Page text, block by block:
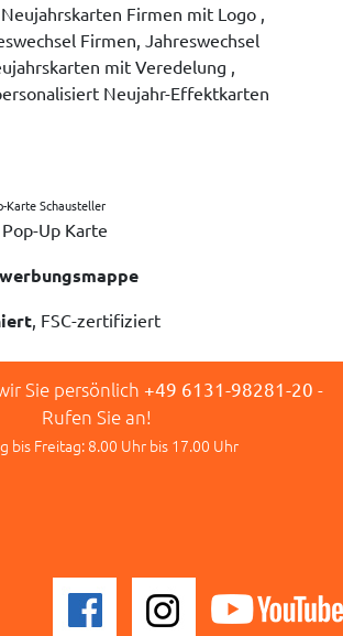
Firmen mit Logo ,
Firmen, Jahreswechsel
mit Veredelung ,
Neujahr-Effektkarten
Karte Schausteller
Pop-Up Karte
, FSC-zertifiziert
Sie persönlich +49 6131-98281-20 -
Rufen Sie an!
bis Freitag: 8.00 Uhr bis 17.00 Uhr